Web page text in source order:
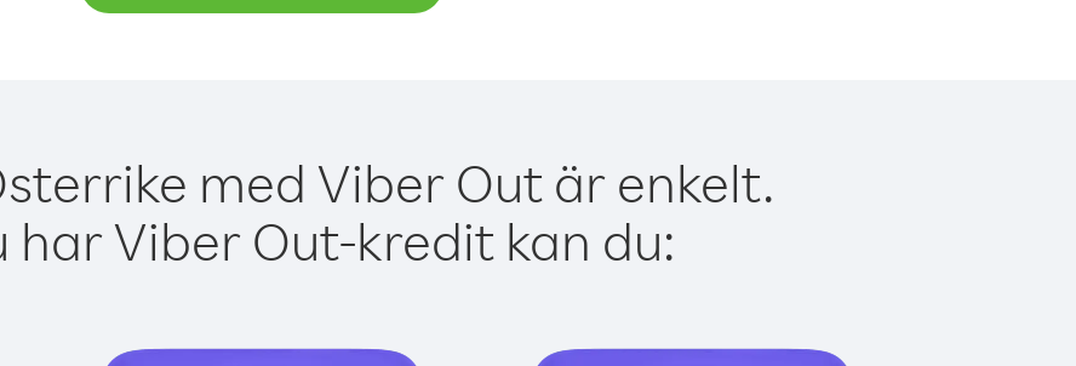
med Viber Out är enkelt.
har Viber Out-kredit kan du: